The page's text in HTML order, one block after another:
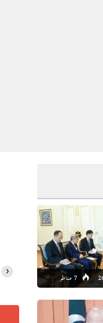
7 مناظر
07:00
31°C
08:00
33°C
›